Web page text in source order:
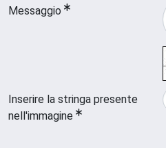
Messaggio
Inserire la stringa presente
nell'immagine